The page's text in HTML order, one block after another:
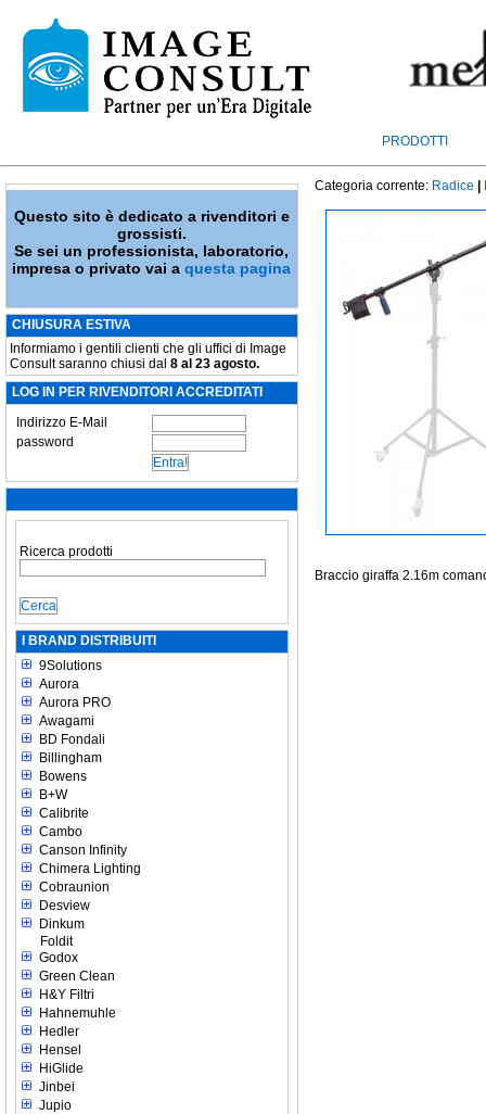
PRODOTTI
Questo sito è dedicato a rivenditori e
grossisti.
Se sei un professionista, laboratorio,
impresa o privato vai aquesta pagina
CHIUSURA ESTIVA
Informiamo i gentili clienti che gli uffici di Image
Consult saranno chiusi dal 8 al 23 agosto.
LOG IN PER RIVENDITORI ACCREDITATI
Indirizzo E-Mail
password
Ricerca prodotti
I BRAND DISTRIBUITI
9Solutions
Aurora
Aurora PRO
Awagami
BD Fondali
Billingham
Bowens
B+W
Calibrite
Cambo
Canson Infinity
Chimera Lighting
Cobraunion
Desview
Dinkum
Foldit
Godox
Green Clean
H&Y Filtri
Hahnemuhle
Hedler
Hensel
HiGlide
Jinbei
Jupio
Categoria corrente: Radice
Braccio giraffa 2.16m